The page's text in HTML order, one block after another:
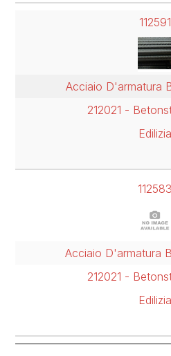
112591
Acciaio D'armatura
212021 -
Edilizia
112583
Acciaio D'armatura
212021 -
Edilizia